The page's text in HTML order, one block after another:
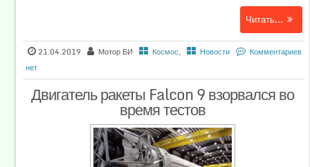
Читать...
21.04.2019 Мотор БИ Космос, Новости
Комментариев
нет
Двигатель ракеты Falcon 9 взорвался во
время тестов